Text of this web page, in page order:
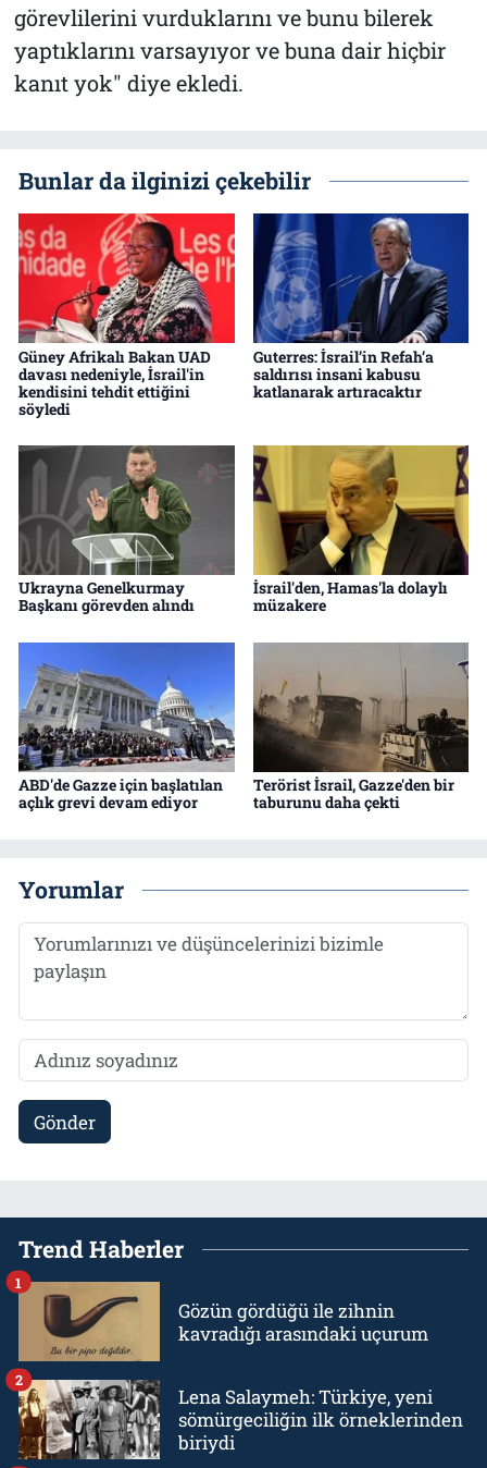
görevlilerini vurduklarını ve bunu bilerek
yaptıklarını varsayıyor ve buna dair hiçbir
kanıt yok" diye ekledi.
Bunlar da ilginizi çekebilir
Güney Afrikalı Bakan UAD
davası nedeniyle, İsrail'in
kendisini tehdit ettiğini
söyledi
Guterres: İsrail’in Refah’a
saldırısı insani kabusu
katlanarak artıracaktır
Ukrayna Genelkurmay
Başkanı görevden alındı
İsrail'den, Hamas'la dolaylı
müzakere
ABD'de Gazze için başlatılan
açlık grevi devam ediyor
Terörist İsrail, Gazze'den bir
taburunu daha çekti
Yorumlar
Gönder
Trend Haberler
Gözün gördüğü ile zihnin
kavradığı arasındaki uçurum
1
Lena Salaymeh: Türkiye, yeni
sömürgeciliğin ilk örneklerinden
biriydi
2